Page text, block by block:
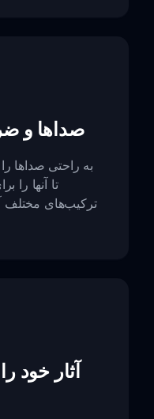
صداها و
به راحتی صداها
تا آنها را
ترکیب‌های مختلف
آثار خود